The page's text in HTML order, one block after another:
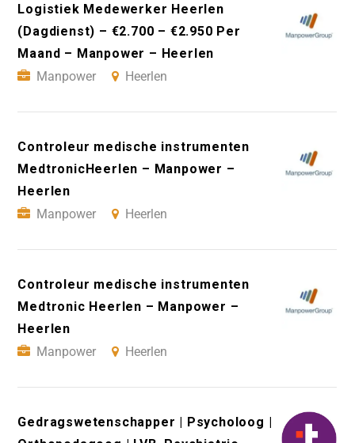
Logistiek Medewerker Heerlen
(Dagdienst) – €2.700 – €2.950 Per
Maand – Manpower – Heerlen
Manpower
Heerlen
Controleur medische instrumenten
MedtronicHeerlen – Manpower –
Heerlen
Manpower
Heerlen
Controleur medische instrumenten
Medtronic Heerlen – Manpower –
Heerlen
Manpower
Heerlen
Gedragswetenschapper | Psycholoog |